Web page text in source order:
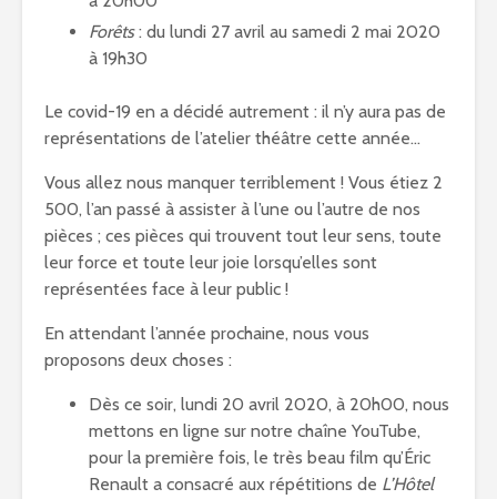
Forêts: du lundi 27 avril au samedi 2 mai 2020
à 19h30
Le covid-19 en a décidé autrement : il n’y aura pas de
représentations de l’atelier théâtre cette année…
Vous allez nous manquer terriblement ! Vous étiez 2
500, l’an passé à assister à l’une ou l’autre de nos
pièces ; ces pièces qui trouvent tout leur sens, toute
leur force et toute leur joie lorsqu’elles sont
représentées face à leur public !
En attendant l’année prochaine, nous vous
proposons deux choses :
Dès ce soir, lundi 20 avril 2020, à 20h00, nous
mettons en ligne sur notre chaîne YouTube,
pour la première fois, le très beau film qu’Éric
Renault a consacré aux répétitions de L’Hôtel